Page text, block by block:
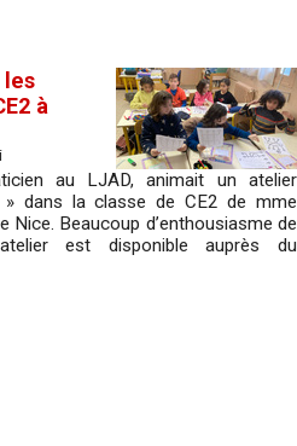
les
à
au LJAD, animait un atelier
dans la classe de CE2 de mme
Nice. Beaucoup d’enthousiasme de
est disponible auprès du